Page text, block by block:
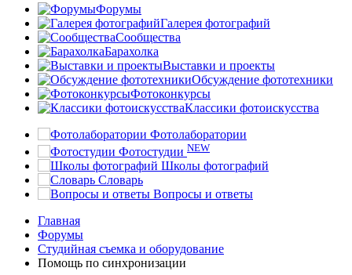
Форумы
Галерея фотографий
Сообщества
Барахолка
Выставки и проекты
Обсуждение фототехники
Фотоконкурсы
Классики фотоискусства
Фотолаборатории
Фотостудии NEW
Школы фотографий
Словарь
Вопросы и ответы
Главная
Форумы
Студийная съемка и оборудование
Помощь по синхронизации